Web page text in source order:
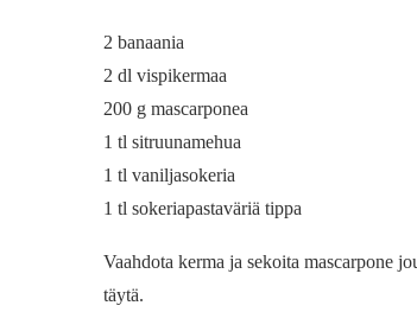
2 banaania
2 dl vispikermaa
200 g mascarponea
1 tl sitruunamehua
1 tl vaniljasokeria
1 tl sokeriapastaväriä tippa
Vaahdota kerma ja sekoita mascarpone
täytä.